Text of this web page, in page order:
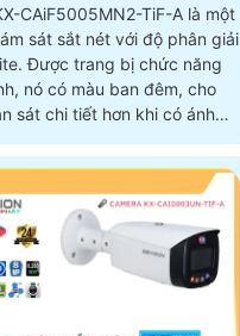
CAiF5005MN2-TiF-A là một
sát sắt nét với độ phân giải
năng
nó có màu ban đêm, cho
sát chi tiết hơn khi có ánh